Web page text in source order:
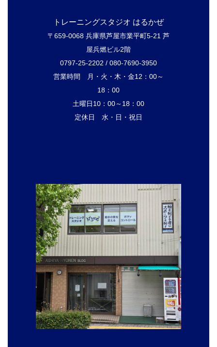
トレーニングスタジオ はるかぜ
〒659-0068 兵庫県芦屋市業平町5-21 芦
屋兵燃ビル2階
0797-25-2202 / 080-7690-3950
営業時間 月・火・木・金12：00～
18：00
土曜日10：00～18：00
定休日 水・日・祝日